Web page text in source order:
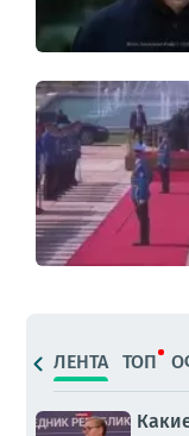
ЛЕНТА ТОП